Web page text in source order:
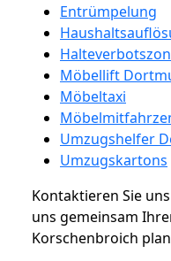
Entrümpelung
Möbellift
Möbeltaxi
Umzugshelfer
Umzugskartons
Kontaktieren Sie
uns gemeinsam
Korschenbroich